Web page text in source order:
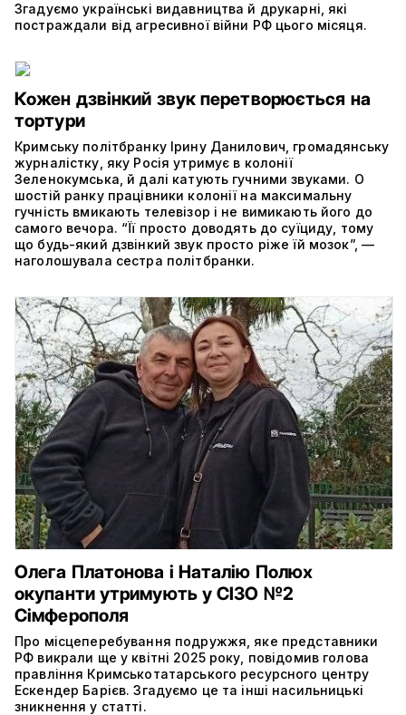
Згадуємо українські видавництва й друкарні, які
постраждали від агресивної війни РФ цього місяця.
Кожен дзвінкий звук перетворюється на
тортури
Кримську політбранку Ірину Данилович, громадянську
журналістку, яку Росія утримує в колонії
Зеленокумська, й далі катують гучними звуками. О
шостій ранку працівники колонії на максимальну
гучність вмикають телевізор і не вимикають його до
самого вечора. “Її просто доводять до суїциду, тому
що будь-який дзвінкий звук просто ріже їй мозок”, —
наголошувала сестра політбранки.
Олега Платонова і Наталію Полюх
окупанти утримують у СІЗО №2
Сімферополя
Про місцеперебування подружжя, яке представники
РФ викрали ще у квітні 2025 року, повідомив голова
правління Кримськотатарського ресурсного центру
Ескендер Барієв. Згадуємо це та інші насильницькі
зникнення у статті.